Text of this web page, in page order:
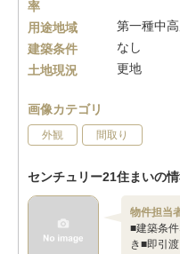
率
用途地域
第一種中
建築条件
なし
土地現況
更地
画像カテゴリ
外観 間取り
センチュリー21住まいの
物件担当
■建築条
き■即引